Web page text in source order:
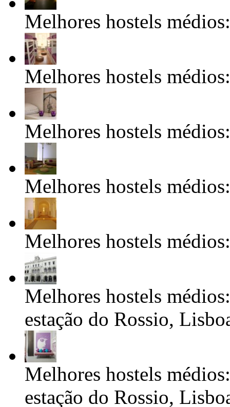
Melhores hostels
Melhores hostels
Melhores hostels
Melhores hostels
Melhores hostels
Melhores hostels
estação do Rossio,
Melhores hostels
estação do Rossio,